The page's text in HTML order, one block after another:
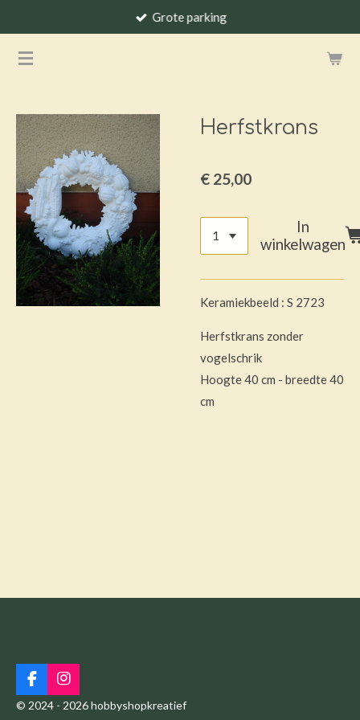
naar
Grote parking
Herfstkrans
€ 25,00
In
winkelwagen
Keramiekbeeld : S 2723
Herfstkrans zonder
vogelschrik
Hoogte 40 cm - breedte 40
cm
F
a
c
I
n
s
© 2024 - 2026 hobbyshopkreatief